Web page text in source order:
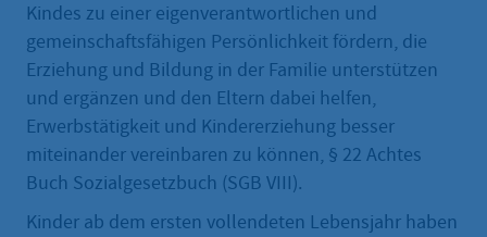
Kindes zu einer eigenverantwortlichen und
gemeinschaftsfähigen Persönlichkeit fördern, die
Erziehung und Bildung in der Familie unterstützen
und ergänzen und den Eltern dabei helfen,
Erwerbstätigkeit und Kindererziehung besser
miteinander vereinbaren zu können, § 22 Achtes
Buch Sozialgesetzbuch (SGB VIII).
Kinder ab dem ersten vollendeten Lebensjahr haben